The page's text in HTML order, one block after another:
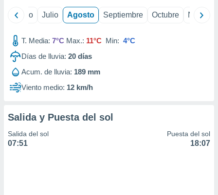
e
mediante
publicidad
de
Junio Julio Agosto Septiembre Octubre
T. Media: 7°C Max.: 11°C Min: 4°C
Días de lluvia: 20 días
Acum. de lluvia: 189 mm
Viento medio: 12 km/h
Salida y Puesta del sol
Salida del sol
07:51
Puesta del sol
18:07